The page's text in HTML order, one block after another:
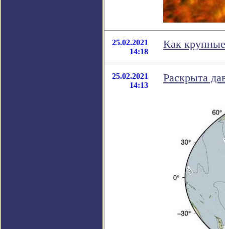
25.02.2021
14:18
Как
25.02.2021
14:13
Раскрыта